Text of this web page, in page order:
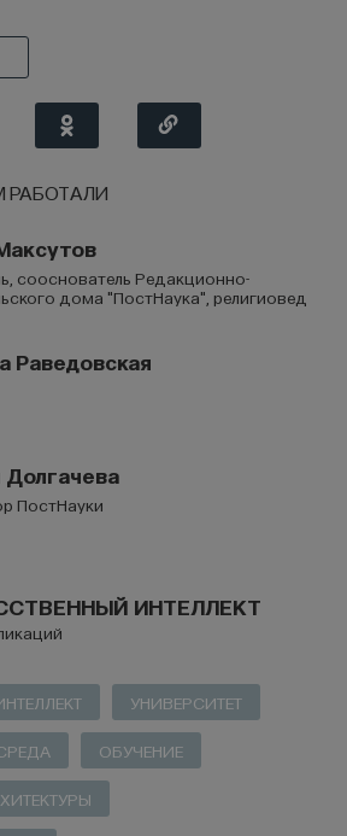
РАБОТАЛИ
дома "ПостНаука", религиовед
Раведовская
Долгачева
ПостНауки
ИНТЕЛЛЕКТ
УНИВЕРСИТЕТ
ОБУЧЕНИЕ